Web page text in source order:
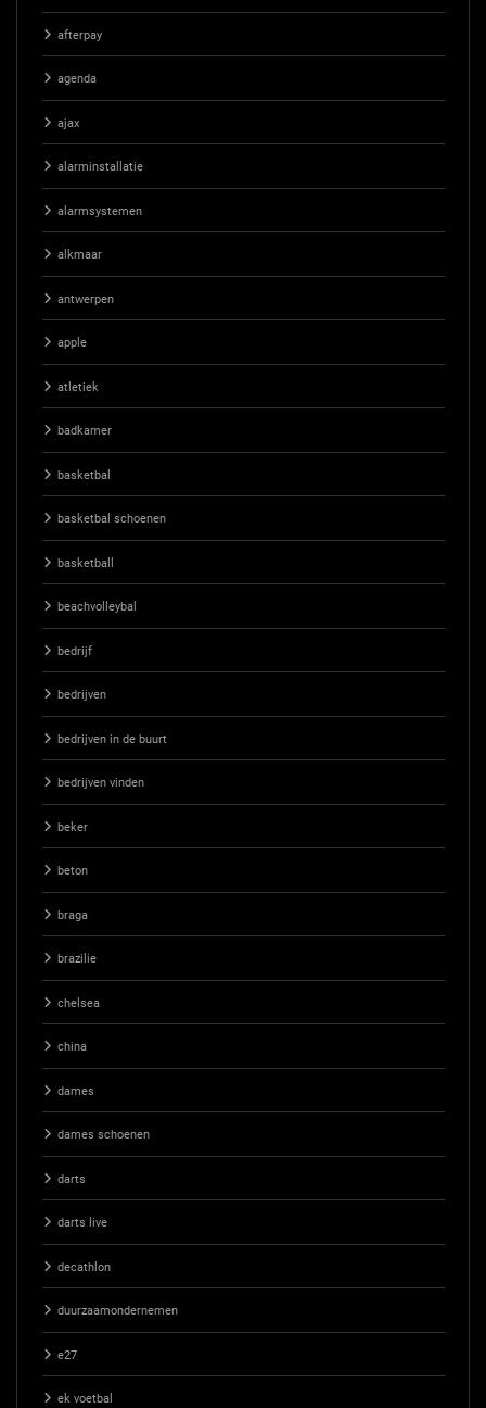
afterpay
agenda
ajax
alarminstallatie
alarmsystemen
alkmaar
antwerpen
apple
atletiek
badkamer
basketbal
basketbal schoenen
basketball
beachvolleybal
bedrijf
bedrijven
bedrijven in de buurt
bedrijven vinden
beker
beton
braga
brazilie
chelsea
china
dames
dames schoenen
darts
darts live
decathlon
duurzaamondernemen
e27
ek voetbal